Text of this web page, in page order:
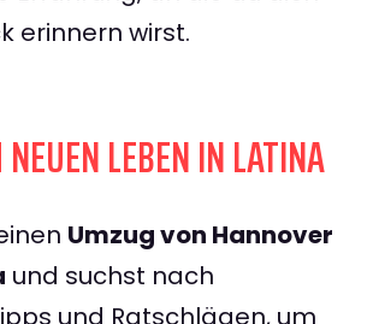
erinnern wirst.
LEBEN IN LATINA
Umzug von Hannover
und suchst nach